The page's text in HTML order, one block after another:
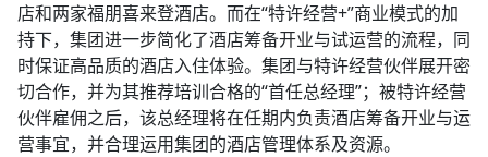
店和两家福朋喜来登酒店。而在“特许经营+”商业模式的加
持下，集团进一步简化了酒店筹备开业与试运营的流程，同
时保证高品质的酒店入住体验。集团与特许经营伙伴展开密
切合作，并为其推荐培训合格的“首任总经理”；被特许经营
伙伴雇佣之后，该总经理将在任期内负责酒店筹备开业与运
营事宜，并合理运用集团的酒店管理体系及资源。​